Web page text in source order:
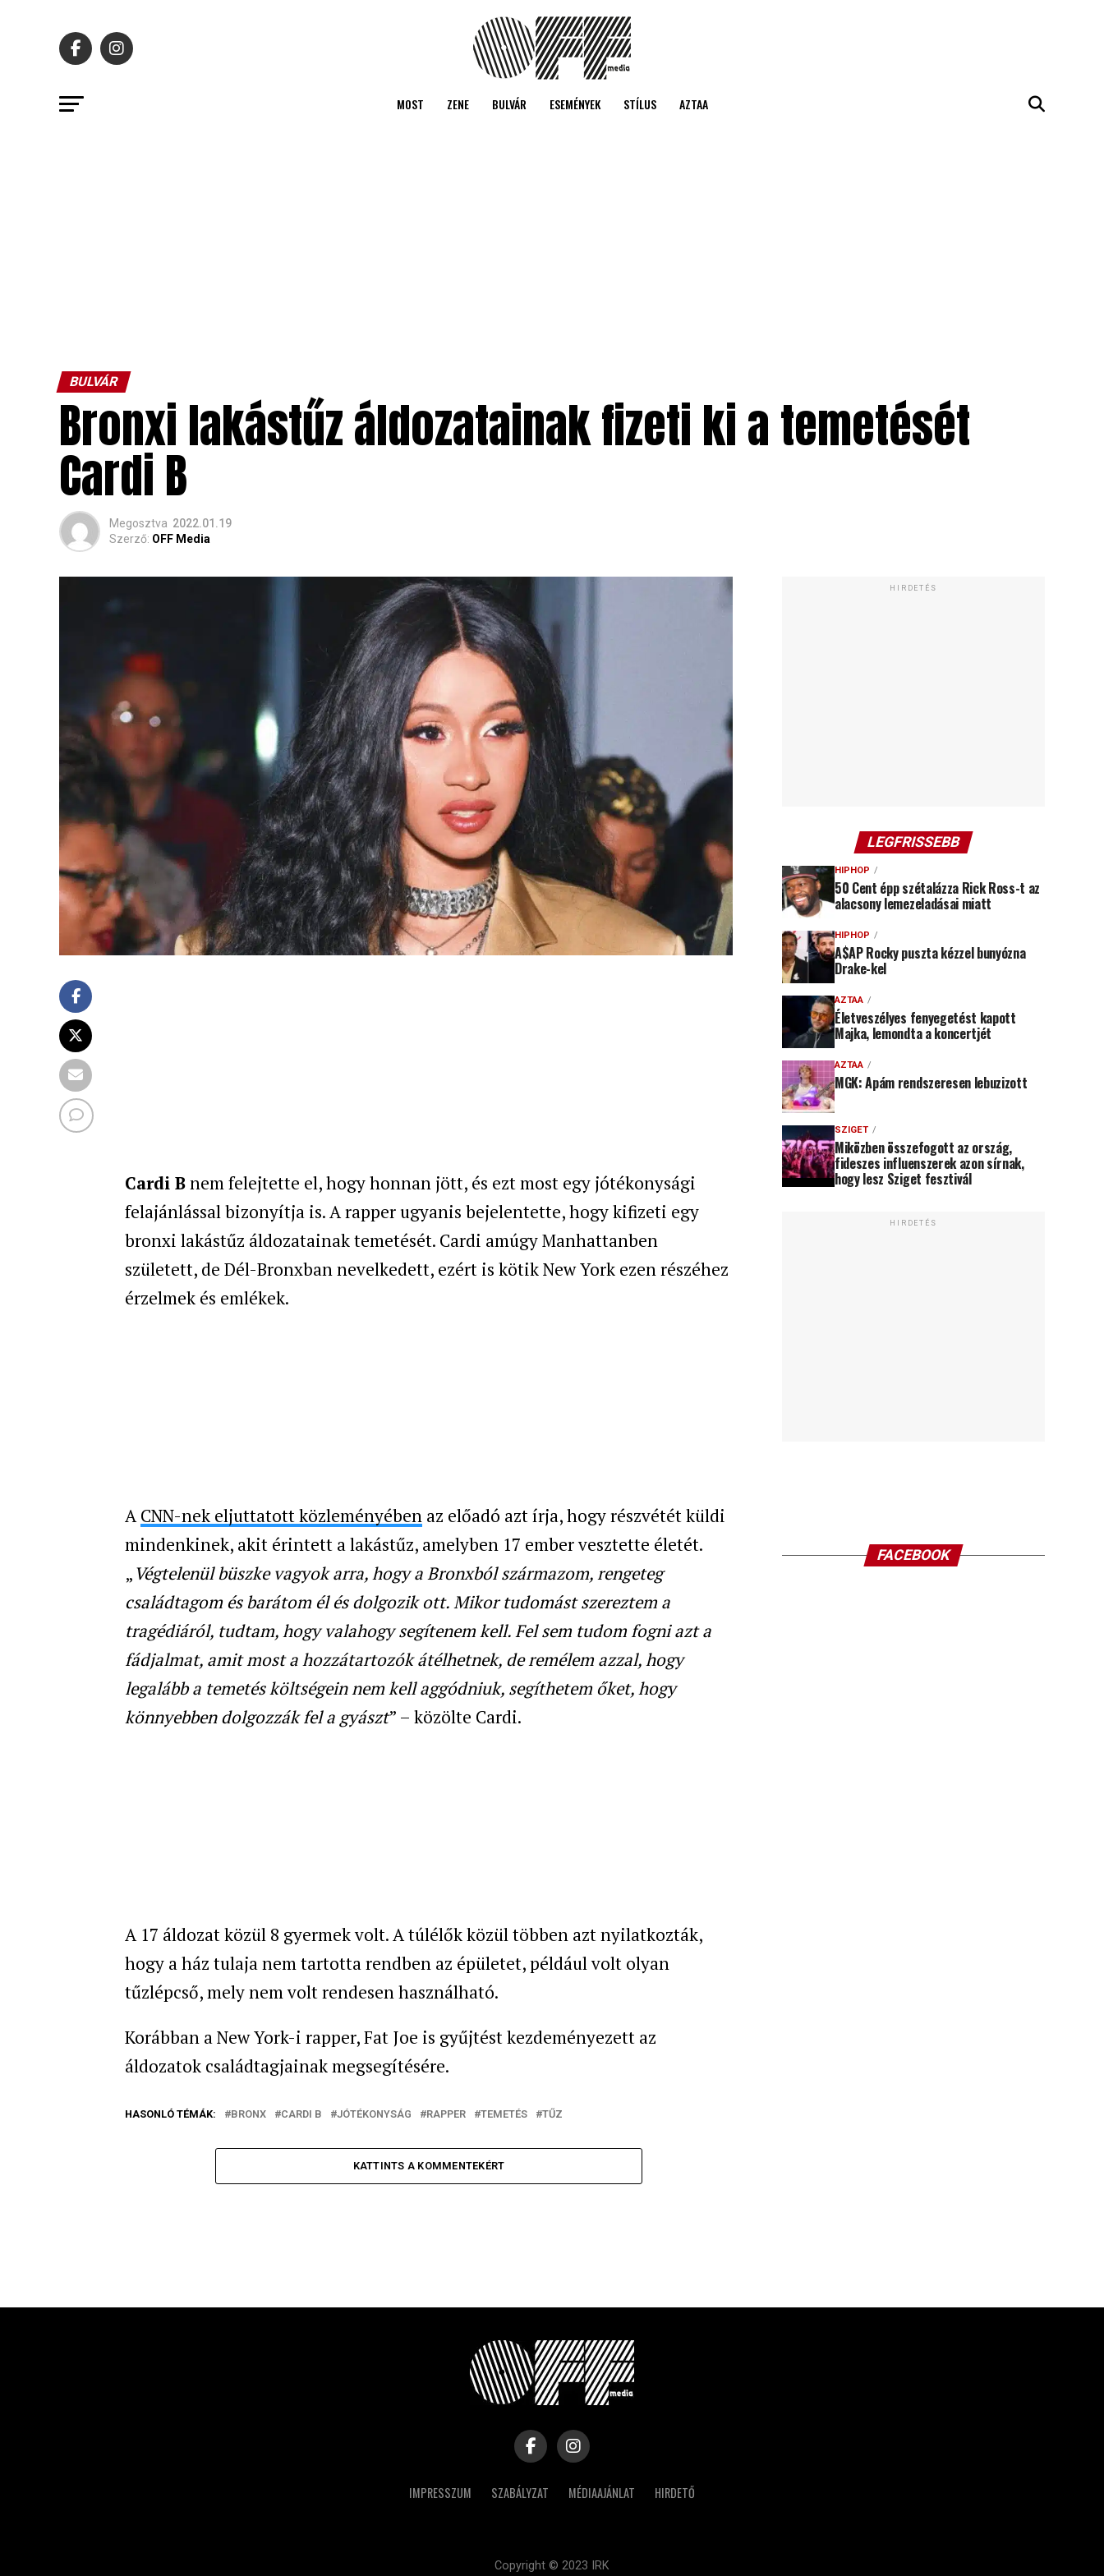
MOST ZENE BULVÁR ESEMÉNYEK STÍLUS AZTAA
BULVÁR
Bronxi lakástűz áldozatainak fizeti ki a temetését
Cardi B
Megosztva 2022.01.19
Szerző: OFF Media
Cardi Bnem felejtette el, hogy honnan jött, és ezt most egy jótékonysági
felajánlással bizonyítja is. A rapper ugyanis bejelentette, hogy kifizeti egy
bronxi lakástűz áldozatainak temetését. Cardi amúgy Manhattanben
született, de Dél-Bronxban nevelkedett, ezért is kötik New York ezen részéhez
érzelmek és emlékek.
ACNN-nek eljuttatott közleményében az előadó azt írja, hogy részvétét küldi
mindenkinek, akit érintett a lakástűz, amelyben 17 ember vesztette életét.
„Végtelenül büszke vagyok arra, hogy a Bronxból származom, rengeteg
családtagom és barátom él és dolgozik ott. Mikor tudomást szereztem a
tragédiáról, tudtam, hogy valahogy segítenem kell. Fel sem tudom fogni azt a
fádjalmat, amit most a hozzátartozók átélhetnek, de remélem azzal, hogy
legalább a temetés költségein nem kell aggódniuk, segíthetem őket, hogy
könnyebben dolgozzák fel a gyászt” – közölte Cardi.
A 17 áldozat közül 8 gyermek volt. A túlélők közül többen azt nyilatkozták,
hogy a ház tulaja nem tartotta rendben az épületet, például volt olyan
tűzlépcső, mely nem volt rendesen használható.
Korábban a New York-i rapper, Fat Joe is gyűjtést kezdeményezett az
áldozatok családtagjainak megsegítésére.
HASONLÓ TÉMÁK: BRONX CARDI B JÓTÉKONYSÁG RAPPER TEMETÉS TŰZ
KATTINTS A KOMMENTEKÉRT
HIRDETÉS
LEGFRISSEBB
HIPHOP
50 Cent épp szétalázza Rick Ross-t az
alacsony lemezeladásai miatt
HIPHOP
A$AP Rocky puszta kézzel bunyózna
Drake-kel
AZTAA
Életveszélyes fenyegetést kapott
Majka, lemondta a koncertjét
AZTAA
MGK: Apám rendszeresen lebuzizott
SZIGET
Miközben összefogott az ország,
fideszes influenszerek azon sírnak,
hogy lesz Sziget fesztivál
HIRDETÉS
FACEBOOK
IMPRESSZUM SZABÁLYZAT MÉDIAAJÁNLAT HIRDETŐ
Copyright © 2023 IRK